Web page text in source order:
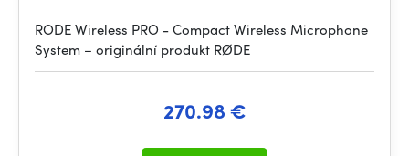
RODE Wireless PRO - Compact Wireless Microphone
System – originální produkt RØDE
270.98 €